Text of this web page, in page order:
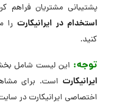
پشتیبانی مشتریان
استخدام در ایرانیکارترا
کنید.
توجه: این لیست شامل
ایرانیکارت است. برای
اختصاصی ایرانیکارت در